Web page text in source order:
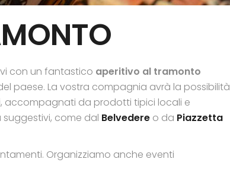
con un fantastico aperitivo al tramonto
paese. La vostra compagnia avrà la possibilità
accompagnati da prodotti tipici locali e
come dal Belvedere o da Piazzetta
Organizziamo anche eventi